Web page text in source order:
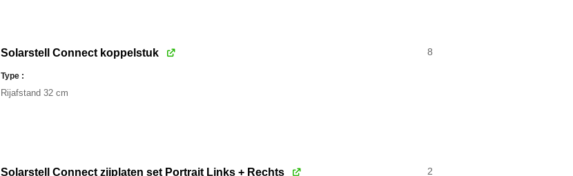
Solarstell Connect koppelstuk
Type
Rijafstand 32 cm
8
Solarstell Connect zijplaten set Portrait Links + Rechts 2